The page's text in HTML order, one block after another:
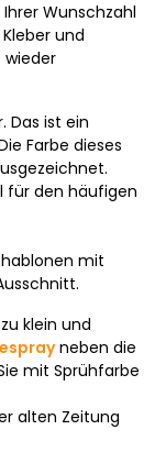
Wunschzahl
und
wieder
Das ist ein
Farbe dieses
für den häufigen
mit
klein und
neben die
mit Sprühfarbe
alten Zeitung